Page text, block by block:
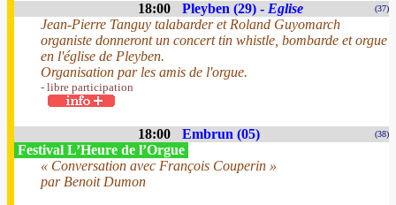
18:00 Pleyben (29) - Eglise (37)
Jean-Pierre Tanguy talabarder et Roland Guyomarch
organiste donneront un concert tin whistle, bombarde et orgue
en l'église de Pleyben.
Organisation par les amis de l'orgue.
- libre participation
18:00 Embrun (05) (38)
Festival L’Heure de l’Orgue
« Conversation avec François Couperin »
par Benoit Dumon